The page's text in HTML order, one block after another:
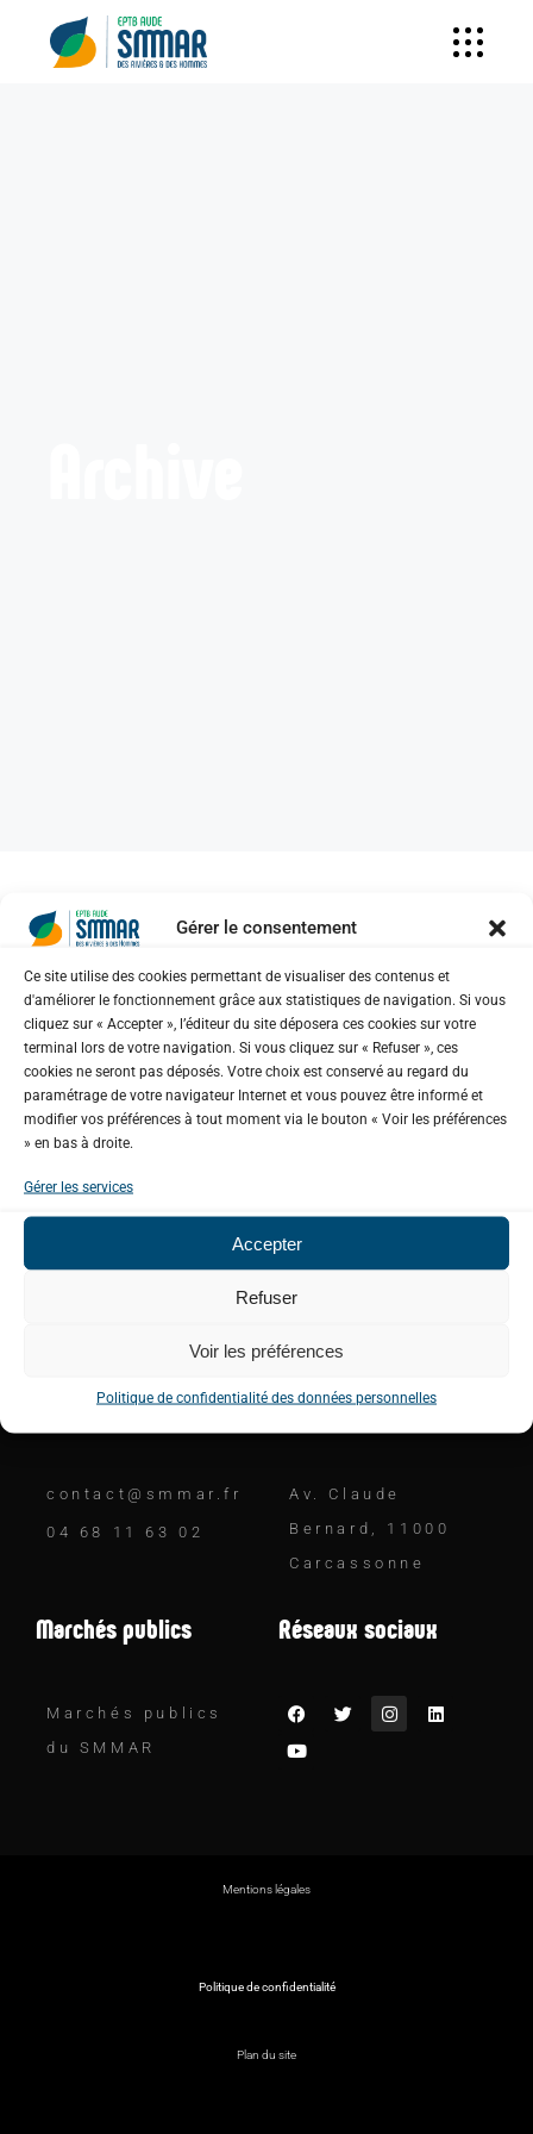
Gérer le consentement
Ce site utilise des cookies permettant de visualiser des contenus et
d'améliorer le fonctionnement grâce aux statistiques de navigation. Si vous
cliquez sur « Accepter », l’éditeur du site déposera ces cookies sur votre
terminal lors de votre navigation. Si vous cliquez sur « Refuser », ces
cookies ne seront pas déposés. Votre choix est conservé au regard du
paramétrage de votre navigateur Internet et vous pouvez être informé et
modifier vos préférences à tout moment via le bouton « Voir les préférences
» en bas à droite.
Gérer les services
Accepter
Refuser
Voir les préférences
Politique de confidentialité des données personnelles
No posts were found for provided query
parameters.
Unis pour une gestion équilibrée de notre
ressource en eau.
Contactez-nous
contact@smmar.fr
04 68 11 63 02
Adresse
Av. Claude
Bernard, 11000
Carcassonne
Marchés publics
Marchés publics
du SMMAR
Réseaux sociaux
Mentions légales
Politique de confidentialité
Plan du site